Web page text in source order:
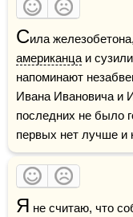
Сила
американца и
напоминают
Ивана Ивановича и
последних не было
первых нет лучше и
Я не считаю, что